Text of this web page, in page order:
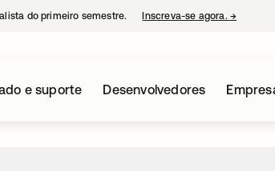
do primeiro semestre. Inscreva-se agora. →
e suporte Desenvolvedores